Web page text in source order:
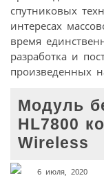
спутниковых
интересах
время
разработка и
произведенных
Модуль
HL7800
Wireless
6 июля, 2020